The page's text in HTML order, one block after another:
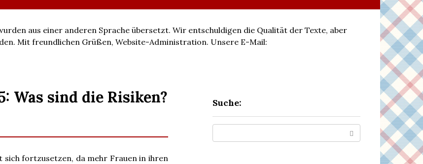
aus einer anderen Sprache übersetzt. Wir entschuldigen die Qualität der Texte, aber
Mit freundlichen Grüßen, Website-Administration. Unsere E-Mail:
Was sind die Risiken?
fortzusetzen, da mehr Frauen in ihren
Suche: